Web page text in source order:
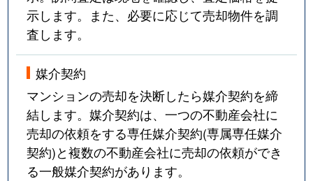
示します。また、必要に応じて売却物件を調
査します。
媒介契約
マンションの売却を決断したら媒介契約を締
結します。媒介契約は、一つの不動産会社に
売却の依頼をする専任媒介契約(専属専任媒介
契約)と複数の不動産会社に売却の依頼ができ
る一般媒介契約があります。